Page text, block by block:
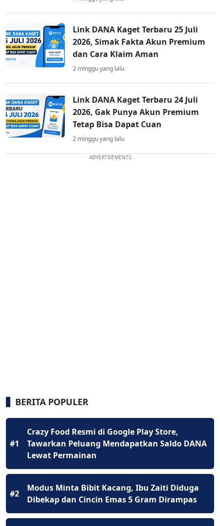
Link DANA Kaget Terbaru 25 Juli
2026, Simak Fakta Akun Premium
dan Cara Klaim Aman
2 minggu yang lalu
Link DANA Kaget Terbaru 24 Juli
2026, Gak Punya Akun Premium
Tetap Bisa Dapat Cuan
2 minggu yang lalu
ADVERTISEMENTS
BERITA POPULER
#1
Crazy Food Resmi di Google Play Store,
Tawarkan Peluang Mendapatkan Saldo DANA
Lewat Permainan
#2
Modus Minta Bibit Kacang, Ibu Zaiti Diduga
Dibekap dan Cincin Emas 5 Gram Dirampas